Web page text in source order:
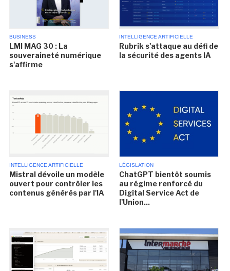
BUSINESS
LMI MAG 30 : La
souveraineté numérique
s'affirme
INTELLIGENCE ARTIFICIELLE
Rubrik s'attaque au défi de
la sécurité des agents IA
INTELLIGENCE ARTIFICIELLE
Mistral dévoile un modèle
ouvert pour contrôler les
contenus générés par l'IA
LÉGISLATION
ChatGPT bientôt soumis
au régime renforcé du
Digital Service Act de
l'Union...